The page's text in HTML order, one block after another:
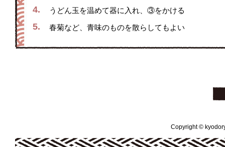
4. うどん玉を温めて器に入れ、③をかける
5. 春菊など、青味のものを散らしてもよい
Copyright ©